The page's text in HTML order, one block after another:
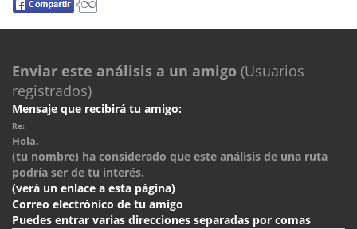
Enviar este análisis a un amigo (Usuarios
registrados)
Mensaje que recibirá tu amigo:
Re:
Hola.
(tu nombre) ha considerado que este análisis de una ruta
podría ser de tu interés.
(verá un enlace a esta página)
Correo electrónico de tu amigo
Puedes entrar varias direcciones separadas por comas